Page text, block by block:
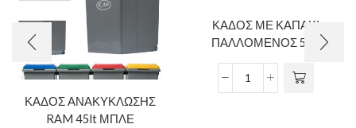
ΚΑΔΟΣ ΑΝΑΚΥΚΛΩΣΗΣ
RAM 45lt ΜΠΛΕ
ΚΑΔΟΣ ΜΕ ΚΑΠΑΚΙ
ΠΑΛΛΟΜΕΝΟΣ 50lt